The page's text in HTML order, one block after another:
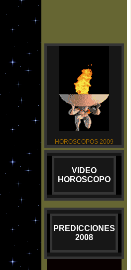
HOROSCOPOS 2009
VIDEO
HOROSCOPO
PREDICCIONES
2008